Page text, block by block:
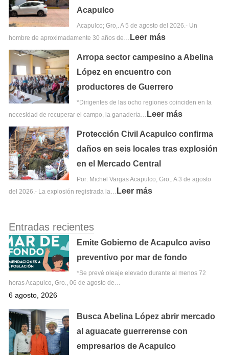
Acapulco
Acapulco; Gro,. A 5 de agosto del 2026.- Un
hombre de aproximadamente 30 años de… Leer más
Arropa sector campesino a Abelina
López en encuentro con
productores de Guerrero
*Dirigentes de las ocho regiones coinciden en la
necesidad de recuperar el campo, la ganadería… Leer más
Protección Civil Acapulco confirma
daños en seis locales tras explosión
en el Mercado Central
Por: Michel Vargas Acapulco, Gro,. A 3 de agosto
del 2026.- La explosión registrada la… Leer más
Entradas recientes
Emite Gobierno de Acapulco aviso
preventivo por mar de fondo
*Se prevé oleaje elevado durante al menos 72
horas Acapulco, Gro., 06 de agosto de…
6 agosto, 2026
Busca Abelina López abrir mercado
al aguacate guerrerense con
empresarios de Acapulco